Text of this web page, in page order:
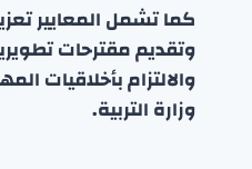
كما تشمل المعايير
وتقديم مقترحات
والالتزام بأخلاقيات
وزارة التربية.